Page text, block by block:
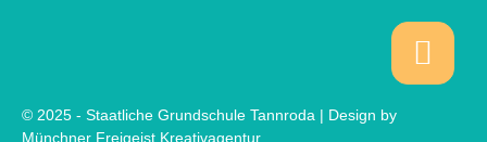
© 2025 - Staatliche Grundschule Tannroda | Design by
Münchner Freigeist Kreativagentur